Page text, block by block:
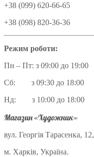
+38 (099) 620-66-65
+38 (098) 820-36-36
Режим роботи:
Пн – Пт: з 09:00 до 19:00
Сб: з 09:30 до 18:00
Нд: з 10:00 до 18:00
Магазин «Художник»
вул. Георгія Тарасенка, 12,
м. Харків, Україна.